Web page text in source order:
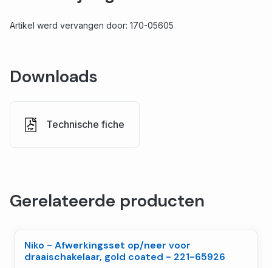
Artikel werd vervangen door: 170-05605
Downloads
Technische fiche
Gerelateerde producten
Niko - Afwerkingsset op/neer voor
draaischakelaar, gold coated - 221-65926